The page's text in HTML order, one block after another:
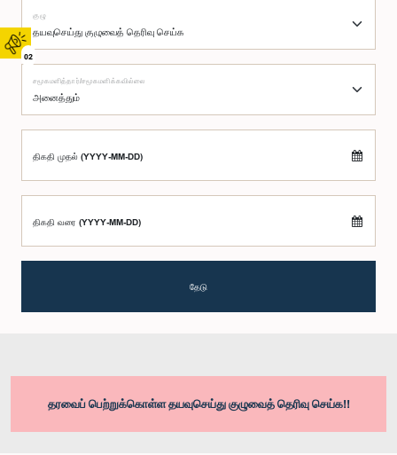
02
குழு
சமூகமளித்தார்/சமூகமளிக்கவில்லை
திகதி முதல் (YYYY-MM-DD)
திகதி வரை (YYYY-MM-DD)
தேடு
தரவைப் பெற்றுக்கொள்ள தயவுசெய்து குழுவைத் தெரிவு செய்க!!